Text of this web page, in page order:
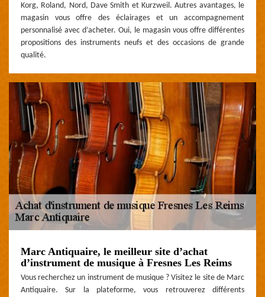
Korg, Roland, Nord, Dave Smith et Kurzweil. Autres avantages, le
magasin vous offre des éclairages et un accompagnement
personnalisé avec d’acheter. Oui, le magasin vous offre différentes
propositions des instruments neufs et des occasions de grande
qualité.
Marc Antiquaire, le meilleur site d’achat
d’instrument de musique à Fresnes Les Reims
Vous recherchez un instrument de musique ? Visitez le site de Marc
Antiquaire. Sur la plateforme, vous retrouverez différents